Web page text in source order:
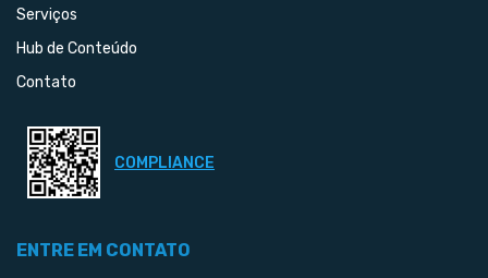
Serviços
Hub de Conteúdo
Contato
COMPLIANCE
ENTRE EM CONTATO